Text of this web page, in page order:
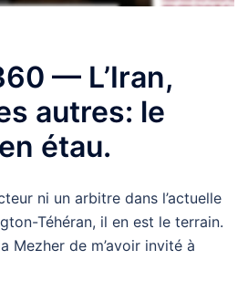
— L’Iran,
autres: le
étau.
ni un arbitre dans l’actuelle
Téhéran, il en est le terrain.
Mezher de m’avoir invité à